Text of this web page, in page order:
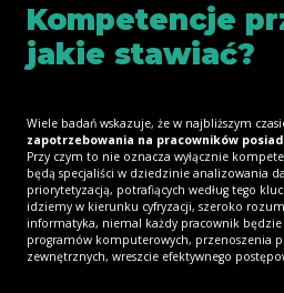
Kompetencje
jakie stawiać?
Wiele badań wskazuje, że w najbliższym
zapotrzebowania na pracowników
Przy czym to nie oznacza wyłącznie
będą specjaliści w dziedzinie analizowania
priorytetyzacją, potrafiących według tego
idziemy w kierunku cyfryzacji, szeroko
informatyka, niemal każdy pracownik będzie
programów komputerowych, przenoszenia
zewnętrznych, wreszcie efektywnego